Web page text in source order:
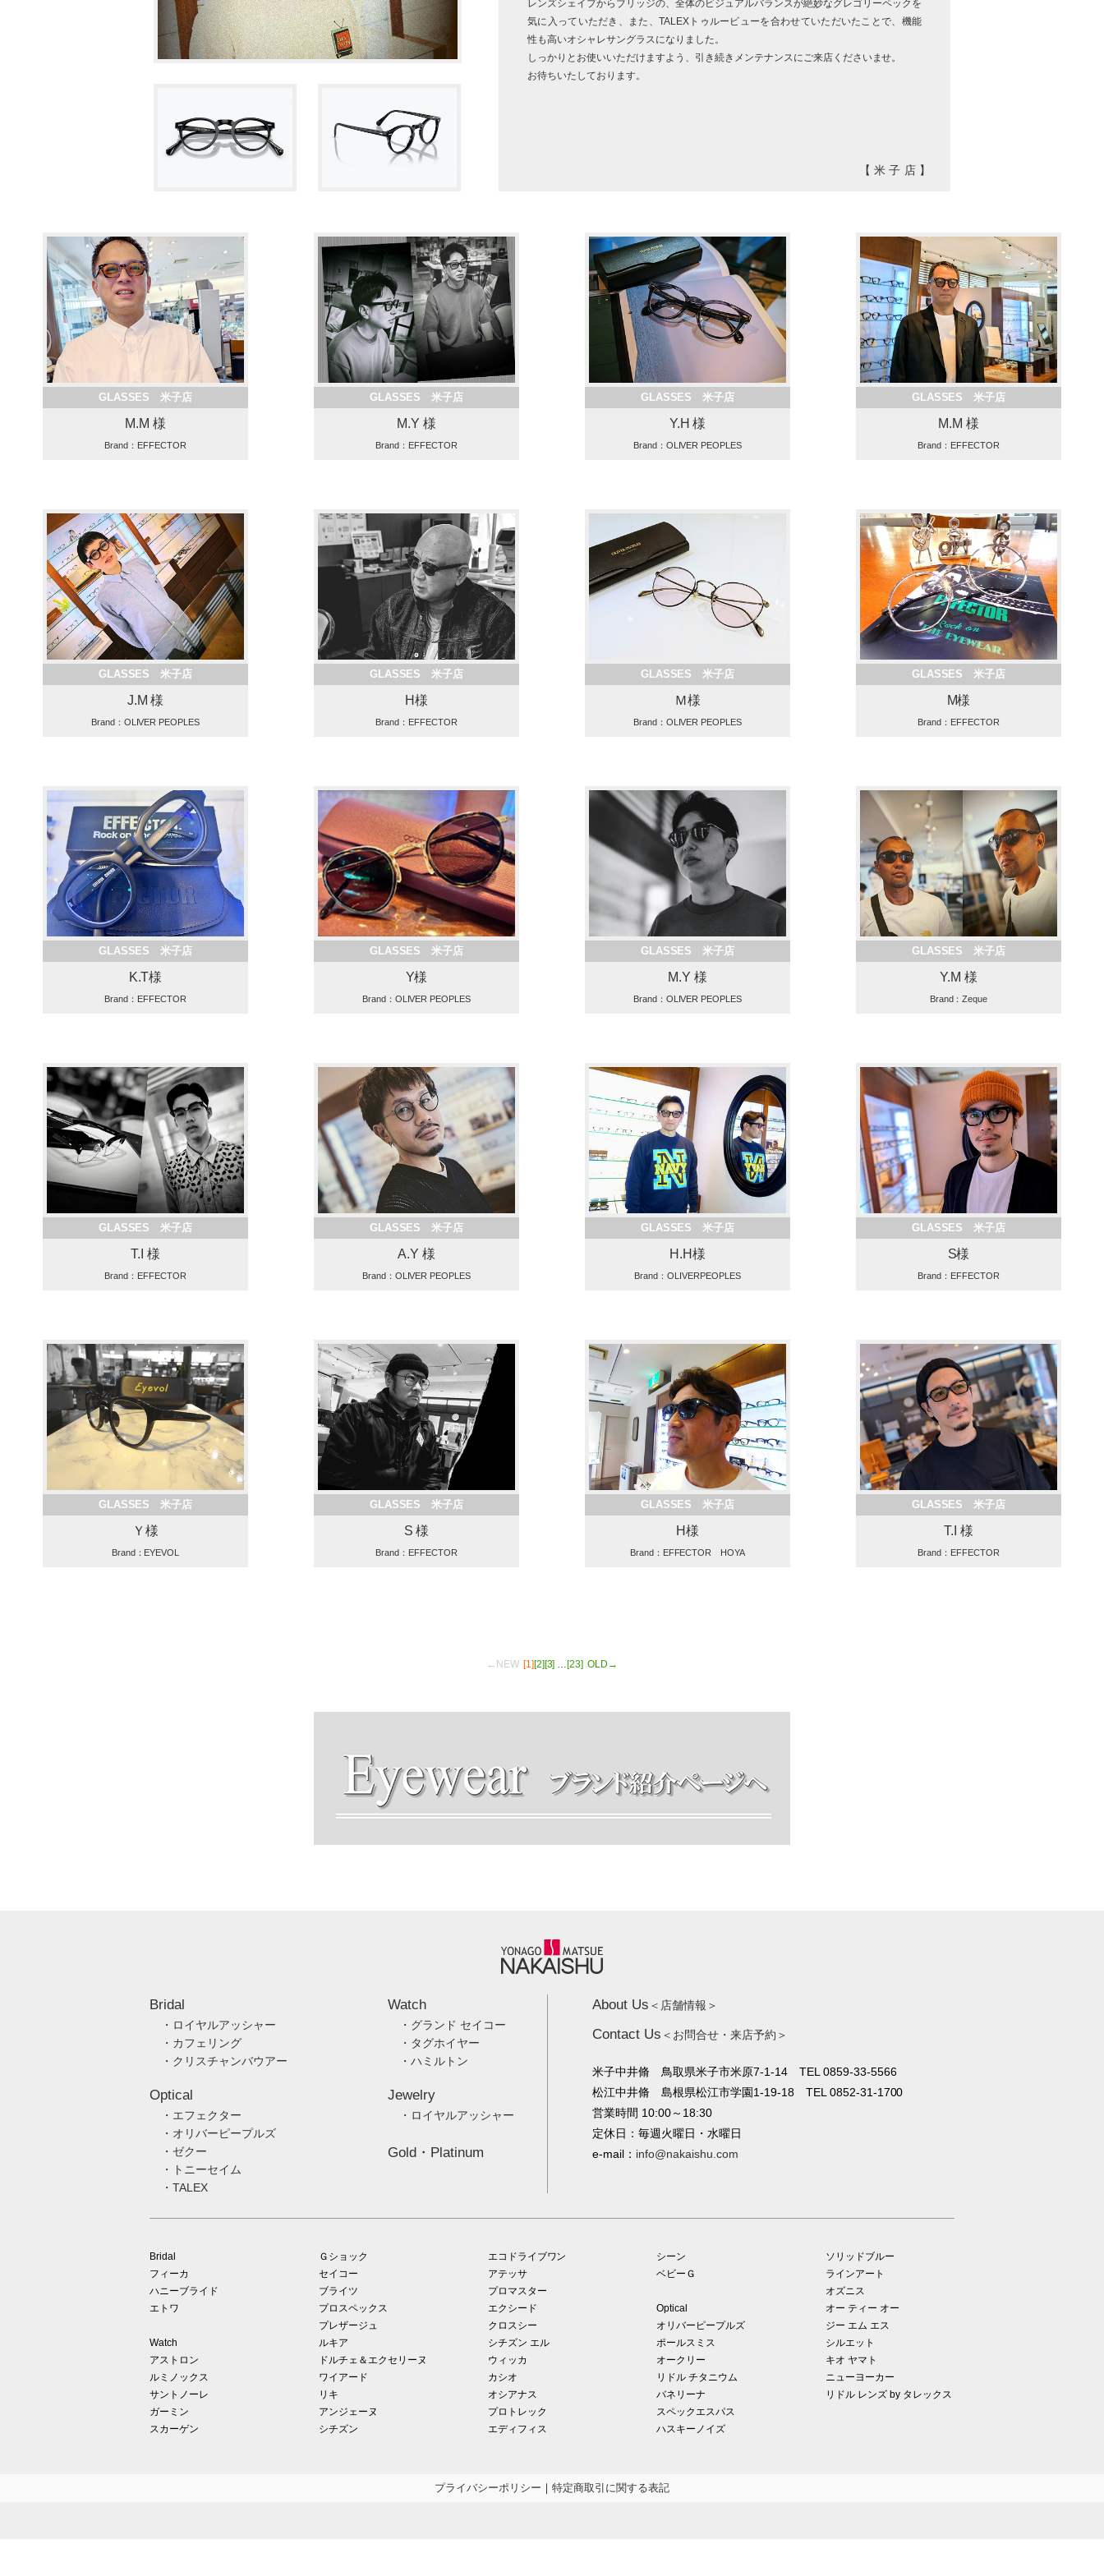
レンズシェイプからブリッジの、全体のビジュアルバランスが絶妙なグレゴリーペックを
気に入っていただき、また、TALEXトゥルービューを合わせていただいたことで、機能
性も高いオシャレサングラスになりました。
しっかりとお使いいただけますよう、引き続きメンテナンスにご来店くださいませ。
お待ちいたしております。
【米子店】
GLASSES 米子店
M.M 様
Brand：EFFECTOR
GLASSES 米子店
M.Y 様
Brand：EFFECTOR
GLASSES 米子店
Y.H 様
Brand：OLIVER PEOPLES
GLASSES 米子店
M.M 様
Brand：EFFECTOR
GLASSES 米子店
J.M 様
Brand：OLIVER PEOPLES
GLASSES 米子店
H様
Brand：EFFECTOR
GLASSES 米子店
Ｍ様
Brand：OLIVER PEOPLES
GLASSES 米子店
M様
Brand：EFFECTOR
GLASSES 米子店
K.T様
Brand：EFFECTOR
GLASSES 米子店
Y様
Brand：OLIVER PEOPLES
GLASSES 米子店
M.Y 様
Brand：OLIVER PEOPLES
GLASSES 米子店
Y.M 様
Brand：Zeque
GLASSES 米子店
T.I 様
Brand：EFFECTOR
GLASSES 米子店
A.Y 様
Brand：OLIVER PEOPLES
GLASSES 米子店
H.H様
Brand：OLIVERPEOPLES
GLASSES 米子店
S様
Brand：EFFECTOR
GLASSES 米子店
Ｙ様
Brand：EYEVOL
GLASSES 米子店
S 様
Brand：EFFECTOR
GLASSES 米子店
H様
Brand：EFFECTOR HOYA
GLASSES 米子店
T.I 様
Brand：EFFECTOR
←NEW [1][2][3] …[23] OLD→
Bridal
・ロイヤルアッシャー
・カフェリング
・クリスチャンバウアー
Watch
・グランド セイコー
・タグホイヤー
・ハミルトン
Optical
・エフェクター
・オリバーピープルズ
・ゼクー
・トニーセイム
・TALEX
Jewelry
・ロイヤルアッシャー
Gold・Platinum
About Us ＜店舗情報＞
Contact Us ＜お問合せ・来店予約＞
米子中井脩 鳥取県米子市米原7-1-14 TEL 0859-33-5566
松江中井脩 島根県松江市学園1-19-18 TEL 0852-31-1700
営業時間 10:00～18:30
定休日：毎週火曜日・水曜日
e-mail： info@nakaishu.com
Bridal
フィーカ
ハニーブライド
エトワ
Watch
アストロン
ルミノックス
サントノーレ
ガーミン
スカーゲン
Ｇショック
セイコー
ブライツ
プロスペックス
プレザージュ
ルキア
ドルチェ＆エクセリーヌ
ワイアード
リキ
アンジェーヌ
シチズン
エコドライブワン
アテッサ
プロマスター
エクシード
クロスシー
シチズン エル
ウィッカ
カシオ
オシアナス
プロトレック
エディフィス
シーン
ベビーＧ
Optical
オリバーピープルズ
ポールスミス
オークリー
リドル チタニウム
バネリーナ
スペックエスパス
ハスキーノイズ
ソリッドブルー
ラインアート
オズニス
オー ティー オー
ジー エム エス
シルエット
キオ ヤマト
ニューヨーカー
リドル レンズ by タレックス
プライバシーポリシー ｜ 特定商取引に関する表記